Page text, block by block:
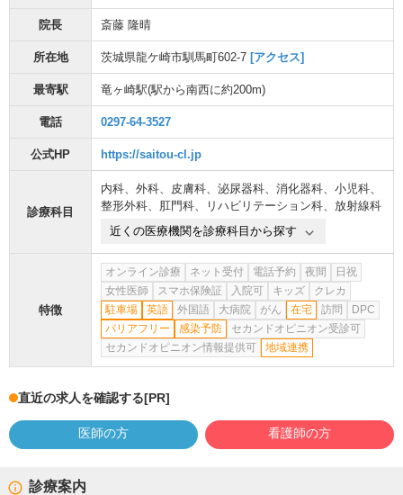
院長 斎藤 隆晴
所在地 茨城県龍ケ崎市馴馬町602-7 [アクセス]
最寄駅 竜ヶ崎駅(駅から南西に約200m)
電話 0297-64-3527
公式HP https://saitou-cl.jp
診療科目
内科、 外科、 皮膚科、 泌尿器科、 消化器科、 小児科、
整形外科、 肛門科、 リハビリテーション科、 放射線科
近くの医療機関を診療科目から探す
特徴
オンライン診療 ネット受付 電話予約 夜間
日祝
女性医師
スマホ保険証 入院可 キッズ
クレカ
駐車場
英語 外国語 大病院 がん 在宅 訪問
DPC
バリアフリー
感染予防
セカンドオピニオン受診可
セカンドオピニオン情報提供可
地域連携
直近の求人を確認する[PR]
医師の方 看護師の方
診療案内